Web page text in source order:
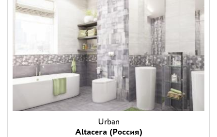
Urban
Altacera (Россия)